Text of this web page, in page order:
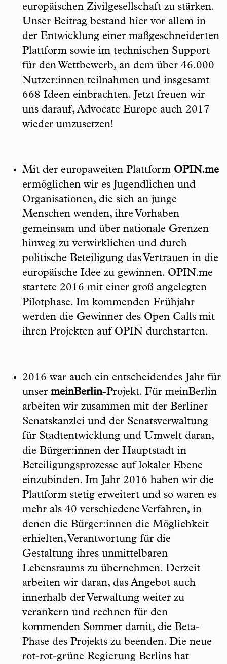
europäischen Zivilgesellschaft zu stärken.
Unser Beitrag bestand hier vor allem in
der Entwicklung einer maßgeschneiderten
Plattform sowie im technischen Support
für den Wettbewerb, an dem über 46.000
Nutzer:innen teilnahmen und insgesamt
668 Ideen einbrachten. Jetzt freuen wir
uns darauf, Advocate Europe auch 2017
wieder umzusetzen!
Mit der europaweiten Plattform OPIN.me
ermöglichen wir es Jugendlichen und
Organisationen, die sich an junge
Menschen wenden, ihre Vorhaben
gemeinsam und über nationale Grenzen
hinweg zu verwirklichen und durch
politische Beteiligung das Vertrauen in die
europäische Idee zu gewinnen. OPIN.me
startete 2016 mit einer groß angelegten
Pilotphase. Im kommenden Frühjahr
werden die Gewinner des Open Calls mit
ihren Projekten auf OPIN durchstarten.
2016 war auch ein entscheidendes Jahr für
unser meinBerlin-Projekt. Für meinBerlin
arbeiten wir zusammen mit der Berliner
Senatskanzlei und der Senatsverwaltung
für Stadtentwicklung und Umwelt daran,
die Bürger:innen der Hauptstadt in
Beteiligungsprozesse auf lokaler Ebene
einzubinden. Im Jahr 2016 haben wir die
Plattform stetig erweitert und so waren es
mehr als 40 verschiedene Verfahren, in
denen die Bürger:innen die Möglichkeit
erhielten, Verantwortung für die
Gestaltung ihres unmittelbaren
Lebensraums zu übernehmen. Derzeit
arbeiten wir daran, das Angebot auch
innerhalb der Verwaltung weiter zu
verankern und rechnen für den
kommenden Sommer damit, die Beta-
Phase des Projekts zu beenden. Die neue
rot-rot-grüne Regierung Berlins hat